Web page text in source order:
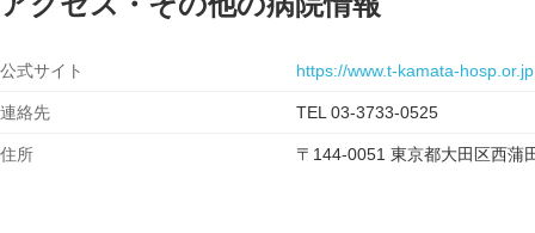
公式サイト https://www.t-kamata-hosp.or.jp
連絡先 TEL 03-3733-0525
住所 〒144-0051 東京都大田区西蒲